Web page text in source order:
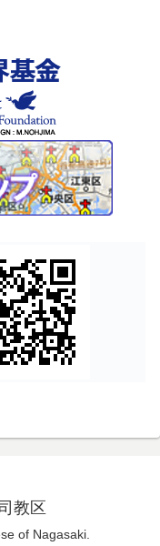
教区
of Nagasaki.